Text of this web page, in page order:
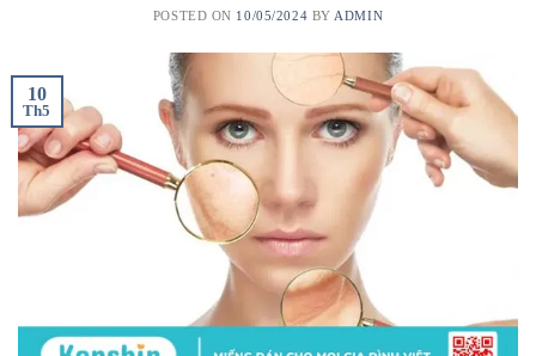
POSTED ON 10/05/2024 BY ADMIN
10
Th5